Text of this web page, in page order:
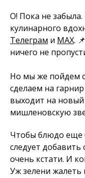
О! Пока не
кулинарного
Телеграм и MAX.
ничего не
Но мы же пойдем
сделаем на гарнир
выходит на
мишленовскую
Чтобы блюдо еще
следует добавить
очень кстати. И
Уж зелени жалеть